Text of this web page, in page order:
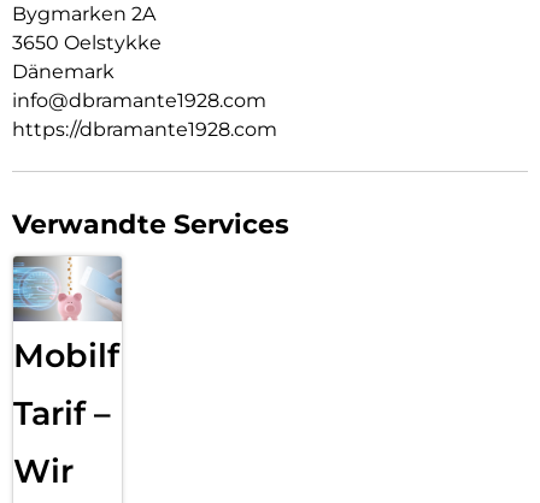
Bygmarken 2A
3650 Oelstykke
Dänemark
info@dbramante1928.com
https://dbramante1928.com
Verwandte Services
Mobilfunk
Tarif –
Wir